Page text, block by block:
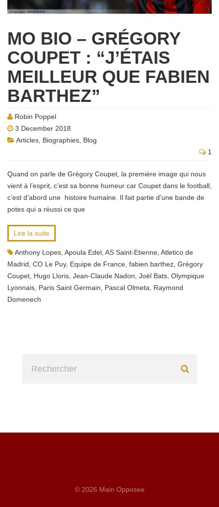
MO BIO – GRÉGORY
COUPET : “J’ÉTAIS
MEILLEUR QUE FABIEN
BARTHEZ”
Robin Poppel
3 December 2018
Articles Biographies Blog
1
Quand on parle de Grégory Coupet, la première image qui nous
vient à l’esprit, c’est sa bonne humeur car Coupet dans le football,
c’est d’abord une histoire humaine. Il fait partie d’une bande de
potes qui a réussi ce que
Lire la suite
Anthony Lopes Apoula Edel AS Saint-Etienne Atletico de
Madrid CO Le Puy, Equipe de France fabien barthez Grégory
Coupet Hugo Lloris Jean-Claude Nadon Joël Bats Olympique
Lyonnais Paris Saint Germain Pascal Olmeta
Raymond
Domenech
© 2026 Main Opposee